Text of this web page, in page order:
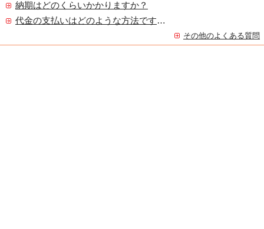
納期はどのくらいかかりますか？
代金の支払いはどのような方法ですか？
その他のよくある質問